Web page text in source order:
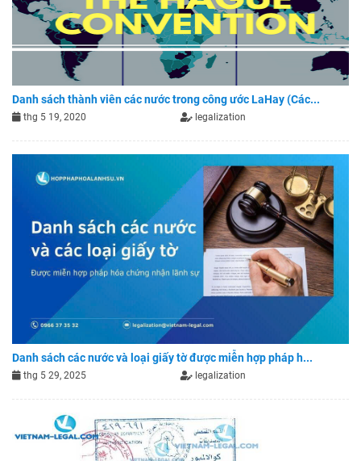
Danh sách thành viên các nước trong công ước LaHay (Các...
thg 5 19, 2020 legalization
Danh sách các nước và loại giấy tờ được miễn hợp pháp h...
thg 5 29, 2025 legalization